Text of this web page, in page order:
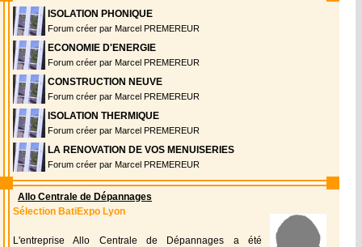
ISOLATION PHONIQUE
Forum créer par Marcel PREMEREUR
ECONOMIE D'ENERGIE
Forum créer par Marcel PREMEREUR
CONSTRUCTION NEUVE
Forum créer par Marcel PREMEREUR
ISOLATION THERMIQUE
Forum créer par Marcel PREMEREUR
LA RENOVATION DE VOS MENUISERIES
Forum créer par Marcel PREMEREUR
Allo Centrale de Dépannages
Sélection BatiExpo Lyon
L'entreprise Allo Centrale de Dépannages a été